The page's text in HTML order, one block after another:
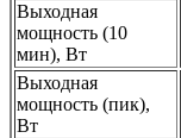
Выходная
мощность (10
мин), Вт
Выходная
мощность (пик),
Вт